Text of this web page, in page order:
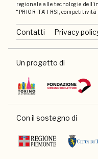
regionale alle tecnologie
“PRIORITA’ I RSI,
Contatti Privacy
Un progetto di
Con il sostegno di